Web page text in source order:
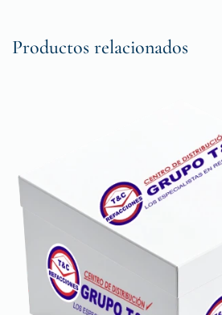
Productos relacionados